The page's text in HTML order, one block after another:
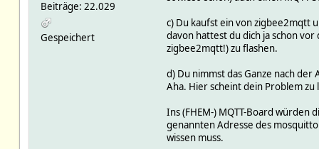
homeassistant/sensor/
ts
val {"name":"Stromzaehler
ts
val {"name":"Stromzaehler
ts
val {"name":"Stromzaehler
homeassistant/sensor/
Beiträge: 22.029
Gespeichert
c) Du kaufst ein von zigbee2mqtt
davon hattest du dich ja schon
zigbee2mqtt!) zu flashen.
d) Du nimmst das Ganze nach der
Aha. Hier scheint dein Problem
Ins (FHEM-) MQTT-Board
genannten Adresse des
wissen muss.